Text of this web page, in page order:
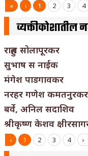
« ‹ 1 2 3 4
व्यक्तीकोशातील
राहुल सोलापूरकर
सुभाष स नाईक
मंगेश पाडगावकर
नरहर गणेश कमतनुरकर
बर्वे, अनिल सदाशिव
श्रीकृष्ण केशव
‹ 1 2 3 4 ›